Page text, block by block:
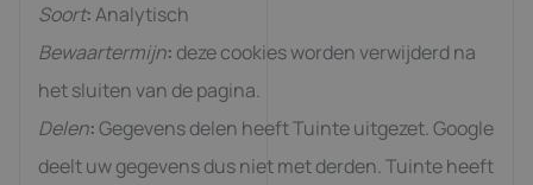
Soort:Analytisch
Bewaartermijn: deze cookies worden verwijderd na
het sluiten van de pagina.
Delen:Gegevens delen heeft Tuinte uitgezet. Google
deelt uw gegevens dus niet met derden. Tuinte heeft